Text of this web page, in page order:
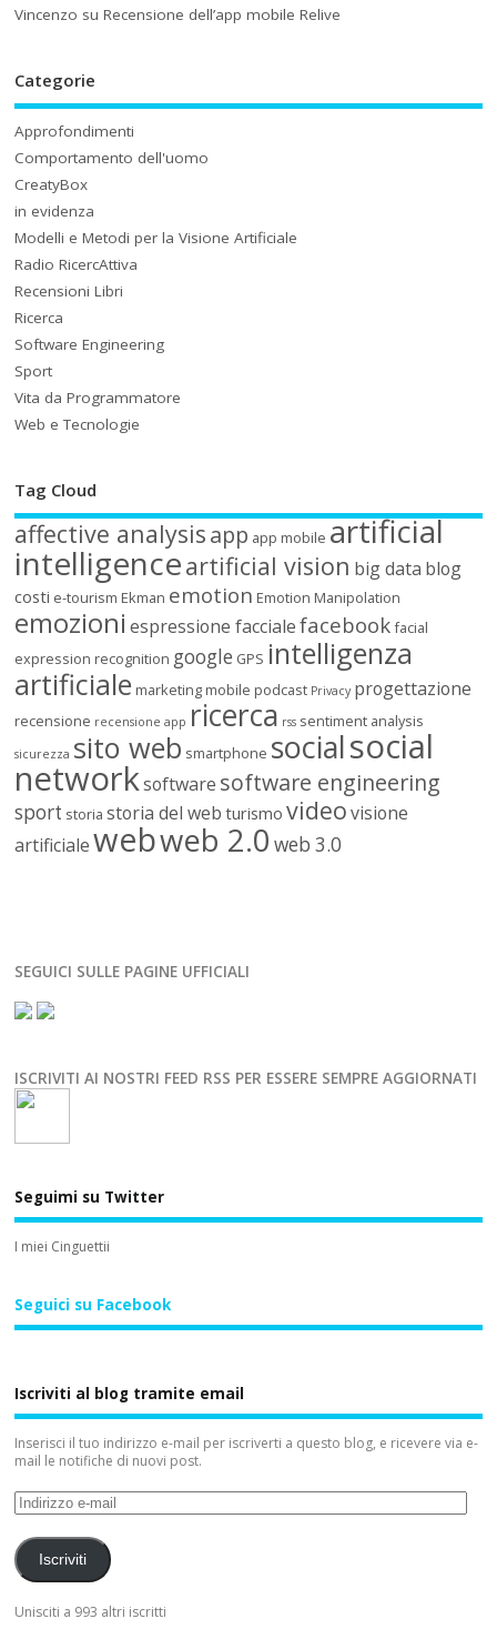
Vincenzo suRecensione dell’app mobile Relive
Categorie
Approfondimenti
Comportamento dell'uomo
CreatyBox
in evidenza
Modelli e Metodi per la Visione Artificiale
Radio RicercAttiva
Recensioni Libri
Ricerca
Software Engineering
Sport
Vita da Programmatore
Web e Tecnologie
Tag Cloud
affective analysisapp app mobile artificial
intelligenceartificial vision big data blog
costi e-tourism Ekman emotion Emotion Manipolation
emozioni espressione facciale facebookfacial
expression recognition google GPS intelligenza
artificiale marketing mobile podcast Privacy progettazione
recensione recensione app ricerca rss sentiment analysis
sicurezza sito web smartphone socialsocial
networksoftware software engineering
sport storia storia del web turismo video visione
artificiale webweb 2.0 web 3.0
SEGUICI SULLE PAGINE UFFICIALI
ISCRIVITI AI NOSTRI FEED RSS PER ESSERE SEMPRE AGGIORNATI
Seguimi su Twitter
I miei Cinguettii
Seguici su Facebook
Iscriviti al blog tramite email
Inserisci il tuo indirizzo e-mail per iscriverti a questo blog, e ricevere via e-
mail le notifiche di nuovi post.
Iscriviti
Unisciti a 993 altri iscritti